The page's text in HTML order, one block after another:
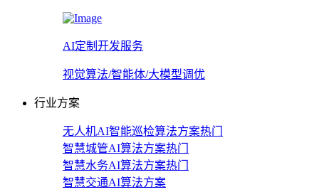
AI定制开发服务
视觉算法/智能体/大模型调优
行业方案
无人机AI智能巡检算法方案热门
智慧城管AI算法方案热门
智慧水务AI算法方案热门
智慧交通AI算法方案